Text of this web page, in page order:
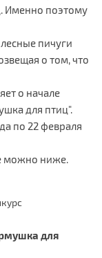
Именно поэтому
пичуги
о том, что
о начале
для птиц".
по 22 февраля
можно ниже.
для